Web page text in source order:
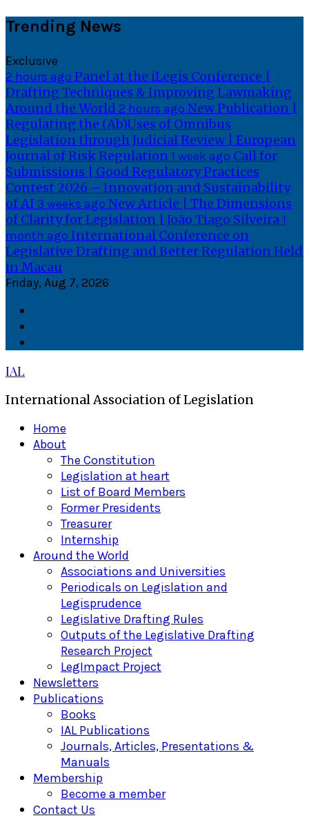
Skip
content
Trending News
Exclusive
2 hours ago Panel at the iLegis Conference |
Drafting Techniques & Improving Lawmaking
Around the World 2 hours ago New Publication |
Regulating the (Ab)Uses of Omnibus
Legislation through Judicial Review | European
Journal of Risk Regulation 1 week ago Call for
Submissions | Good Regulatory Practices
Contest 2026 – Innovation and Sustainability
of AI 3 weeks ago New Article | The Dimensions
of Clarity for Legislation | João Tiago Silveira 1
month ago International Conference on
Legislative Drafting and Better Regulation Held
in Macau
Friday, Aug 7, 2026
IAL
International Association of Legislation
Primary
Menu
Home
About
The Constitution
Legislation at heart
List of Board Members
Former Presidents
Treasurer
Internship
Around the World
Associations and Universities
Periodicals on Legislation and
Legisprudence
Legislative Drafting Rules
Outputs of the Legislative Drafting
Research Project
LegImpact Project
Newsletters
Publications
Books
IAL Publications
Journals, Articles, Presentations &
Manuals
Membership
Become a member
Contact Us